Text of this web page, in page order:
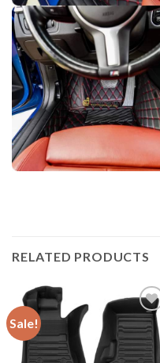
RELATED PRODUCTS
Sale!
Add to
wishlist